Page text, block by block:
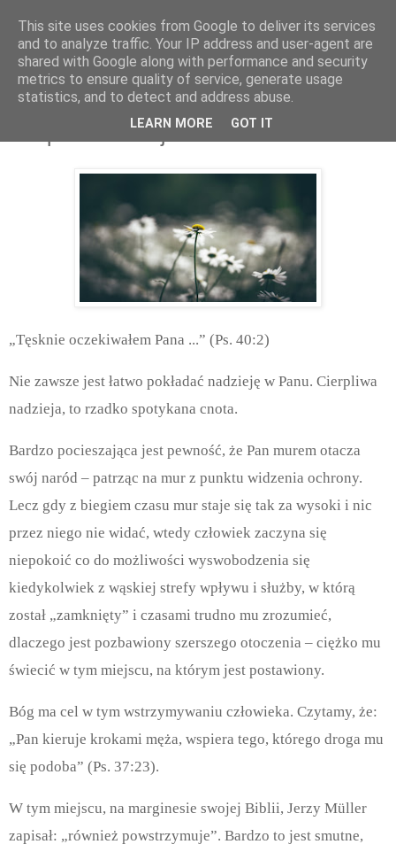
poniedziałek, sierpnia 17, 2020
Cierpliwa nadzieja
„Tęsknie oczekiwałem Pana ...” (Ps. 40:2)
Nie zawsze jest łatwo pokładać nadzieję w Panu. Cierpliwa
nadzieja, to rzadko spotykana cnota.
Bardzo pocieszająca jest pewność, że Pan murem otacza
swój naród – patrząc na mur z punktu widzenia ochrony.
Lecz gdy z biegiem czasu mur staje się tak za wysoki i nic
przez niego nie widać, wtedy człowiek zaczyna się
niepokoić co do możliwości wyswobodzenia się
kiedykolwiek z wąskiej strefy wpływu i służby, w którą
został „zamknięty” i czasami trudno mu zrozumieć,
dlaczego jest pozbawiony szerszego otoczenia – ciężko mu
świecić w tym miejscu, na którym jest postawiony.
Bóg ma cel w tym wstrzymywaniu człowieka. Czytamy, że:
„Pan kieruje krokami męża, wspiera tego, którego droga mu
się podoba” (Ps. 37:23).
W tym miejscu, na marginesie swojej Biblii, Jerzy Müller
zapisał: „również powstrzymuje”. Bardzo to jest smutne,
This site uses cookies from Google to deliver its services
and to analyze traffic. Your IP address and user-agent are
shared with Google along with performance and security
metrics to ensure quality of service, generate usage
statistics, and to detect and address abuse.
LEARN MORE GOT IT